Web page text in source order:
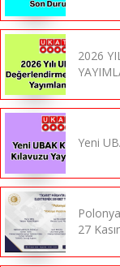
2026
Yeni
27